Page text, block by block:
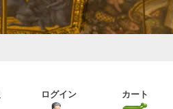
ログイン カート